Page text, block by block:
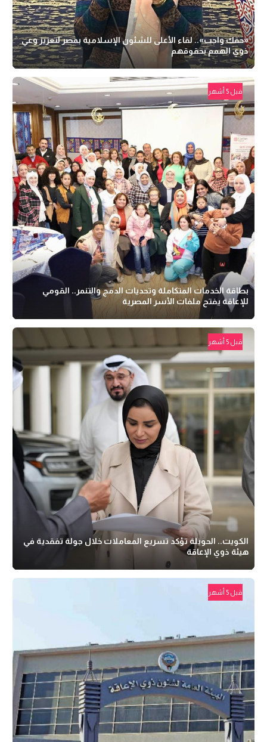
«حقك واجب».. لقاء الأعلى للشئون الإسلامية بمصر لتعزيز وعي
ذوي الهمم بحقوقهم
قبل 5 أشهر
بطاقة الخدمات المتكاملة وتحديات الدمج والتنمر.. القومي
للإعاقة يفتح ملفات الأسر المصرية
قبل 5 أشهر
الكويت.. الحويلة تؤكد تسريع المعاملات خلال جولة تفقدية في
هيئة ذوي الإعاقة
قبل 5 أشهر